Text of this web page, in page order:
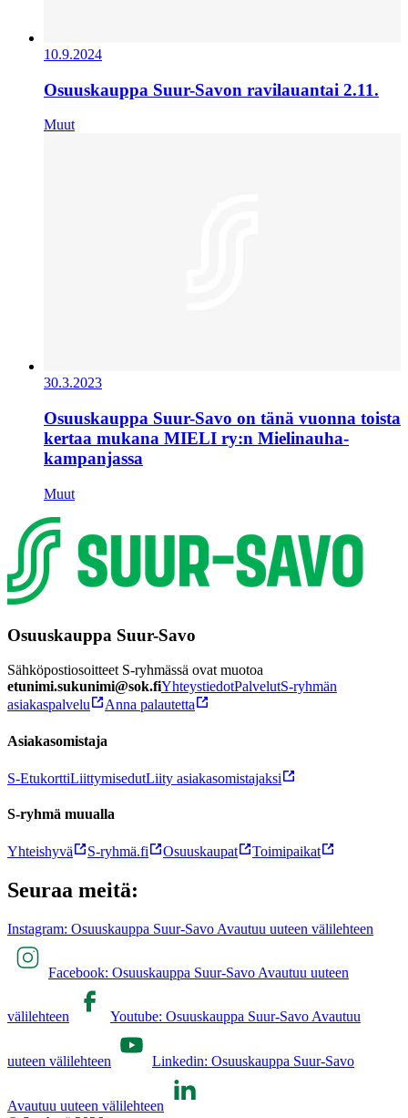
10.9.2024
Osuuskauppa Suur-Savon ravilauantai 2.11.
Muut
30.3.2023
Osuuskauppa Suur-Savo on tänä vuonna toista
kertaa mukana MIELI ry:n Mielinauha-
kampanjassa
Muut
Osuuskauppa Suur-Savo
Sähköpostiosoitteet S-ryhmässä ovat muotoa
etunimi.sukunimi@sok.fiYhteystiedotPalvelutS-ryhmän
asiakaspalvelu
Anna palautetta
Asiakasomistaja
S-EtukorttiLiittymisedutLiity asiakasomistajaksi
S-ryhmä muualla
Yhteishyvä S-ryhmä.fi Osuuskaupat Toimipaikat
Seuraa meitä:
Instagram: Osuuskauppa Suur-Savo Avautuu uuteen välilehteen
Facebook: Osuuskauppa Suur-Savo Avautuu uuteen
välilehteen Youtube: Osuuskauppa Suur-Savo Avautuu
uuteen välilehteen Linkedin: Osuuskauppa Suur-Savo
Avautuu uuteen välilehteen